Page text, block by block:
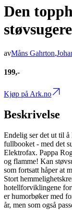
Den
avMåns Gahrton,
199,-
Kjøp på Ark.no
Beskrivelse
Endelig ser det ut til
fullbooket - med det
Elektrofax. Pappa
og flamme! Kan
som fortsatt håper at
Stort
hotellforviklingene
er humorbøker med
år, men som også